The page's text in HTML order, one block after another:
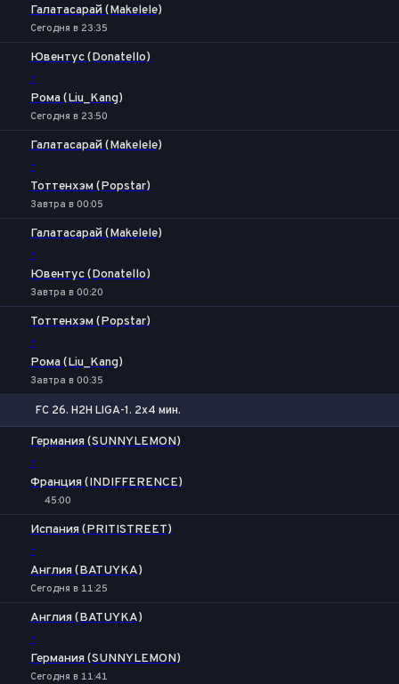
Галатасарай (Makelele)
Сегодня в 23:35
Ювентус (Donatello)
-
Рома (Liu_Kang)
Сегодня в 23:50
Галатасарай (Makelele)
-
Тоттенхэм (Popstar)
Завтра в 00:05
Галатасарай (Makelele)
-
Ювентус (Donatello)
Завтра в 00:20
Тоттенхэм (Popstar)
-
Рома (Liu_Kang)
Завтра в 00:35
FC 26. H2H LIGA-1. 2x4 мин.
Германия (SUNNYLEMON)
-
Франция (INDIFFERENCE)
45:00
Испания (PRITISTREET)
-
Англия (BATUYKA)
Сегодня в 11:25
Англия (BATUYKA)
-
Германия (SUNNYLEMON)
Сегодня в 11:41